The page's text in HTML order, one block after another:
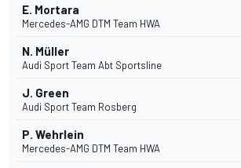
E. Mortara
Mercedes-AMG DTM Team HWA
N. Müller
Audi Sport Team Abt Sportsline
J. Green
Audi Sport Team Rosberg
P. Wehrlein
Mercedes-AMG DTM Team HWA